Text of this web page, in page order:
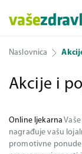
Naslovnica
Akcije i
Online ljekarna
nagrađuje vašu
promotivne